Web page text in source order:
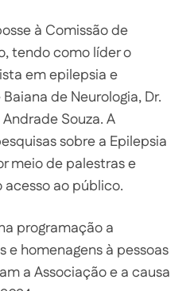
à Comissão de
tendo como líder o
em epilepsia e
de Neurologia, Dr.
Souza. A
sobre a Epilepsia
meio de palestras e
ao público.
programação a
e homenagens à pessoas
a Associação e a causa